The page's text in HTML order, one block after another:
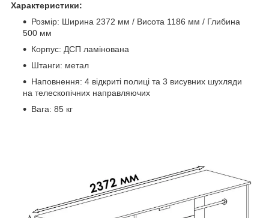
Характеристики:
Розмір: Ширина 2372 мм / Висота 1186 мм / Глибина
500 мм
Корпус: ДСП ламінована
Штанги: метал
Наповнення: 4 відкриті полиці та 3 висувних шухляди
на телескопічних направляючих
Вага: 85 кг